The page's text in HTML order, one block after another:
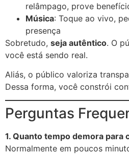
relâmpago, prove
Música: Toque ao vivo,
presença
Sobretudo, seja autêntico. O
você está sendo real.
Aliás, o público valoriza
Dessa forma, você constrói
Perguntas
1. Quanto tempo demora para
Normalmente em poucos